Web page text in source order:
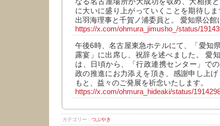
に大いに盛り上がっていくことを期待し
出羽海理事と千賀ノ浦委員と。 愛知県公館
https://x.com/ohmura_jimusho_/status/
午後6時、名古屋東急ホテルにて、「愛知
露宴」に出席し、祝辞を述べました。 愛
は、日頃から、「行政連携センター」で
政の推進にお力添えを頂き、感謝申し上
もと、益々のご発展を祈念いたします。
https://x.com/ohmura_hideaki/status/
カテゴリー : つぶやき